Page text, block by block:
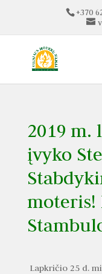
+370
2019 m.
įvyko
Lapkričio 25 d.